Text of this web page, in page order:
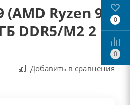
Ryzen 9
DDR5/M2 2
Добавить в сравнения
0
0